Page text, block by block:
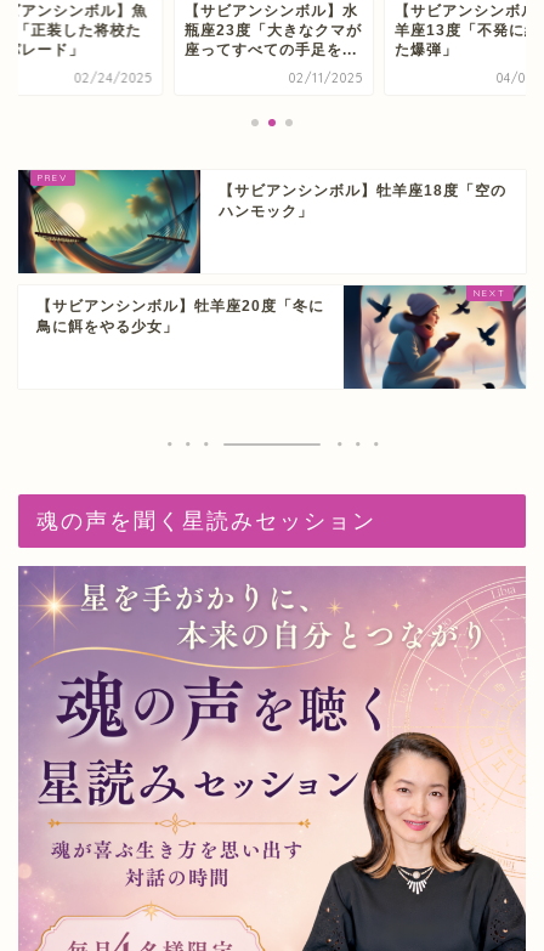
ビアンシンボル】魚
「正装した将校た
パレード」
02/24/2025
【サビアンシンボル】水
瓶座23度「大きなクマが
座ってすべての手足を...
02/11/2025
【サビアンシンボル
羊座13度「不発に終
た爆弾」
04/02/
【サビアンシンボル】牡羊座18度「空の
ハンモック」
【サビアンシンボル】牡羊座20度「冬に
鳥に餌をやる少女」
魂の声を聞く星読みセッション